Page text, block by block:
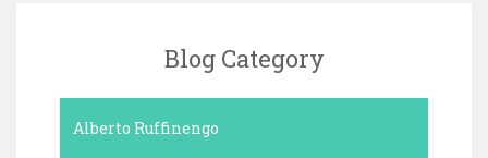
Blog Category
Alberto Ruffinengo